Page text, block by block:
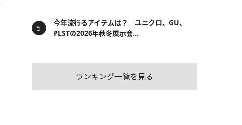
今年流行るアイテムは？ ユニクロ、GU、
PLSTの2026年秋冬展示会...
ランキング一覧を見る